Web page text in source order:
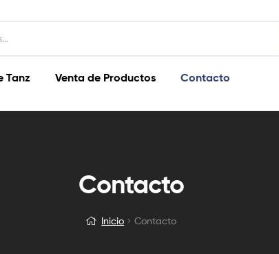
Tanz Venta de Productos Contacto
Contacto
Inicio Contacto